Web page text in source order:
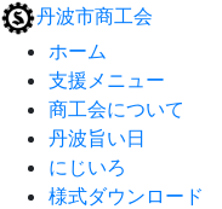
丹波市商工会
ホーム
支援メニュー
商工会について
丹波旨い日
にじいろ
様式ダウンロード